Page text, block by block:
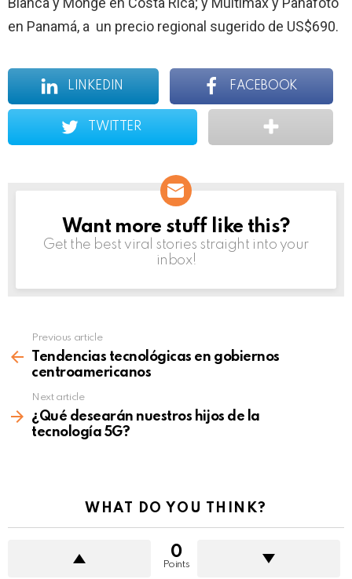
en Panamá, a un precio regional sugerido de US$690.
LINKEDIN FACEBOOK
TWITTER
NEWSLETTER
Want more stuff like this?
Get the best viral stories straight into your
inbox!
more
Previous article
Tendencias tecnológicas en gobiernos
centroamericanos
Next article
¿Qué desearán nuestros hijos de la
tecnología 5G?
WHAT DO YOU THINK?
0
Points